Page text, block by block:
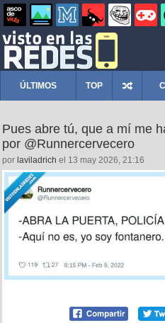
ÚLTIMOS TOP
Pues abre tú, que a mí me
por @Runnercervecero
por laviladrich el 13 may 2026, 21:16